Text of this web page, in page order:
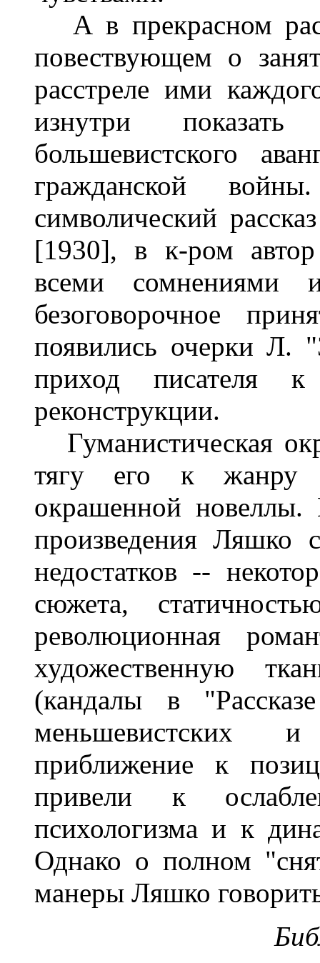
А в прекрасном
повествующем о
расстреле ими
изнутри
большевистского
гражданской
символический
[1930], в к-ром
всеми сомнениями
безоговорочное
появились очерки Л.
приход писателя к
реконструкции.
Гуманистическая
тягу его к жанру
окрашенной
произведения Ляшко
недостатков --
сюжета,
революционная
художественную
(кандалы в
меньшевистских
приближение к
привели к
психологизма и к
Однако о полном
манеры Ляшко